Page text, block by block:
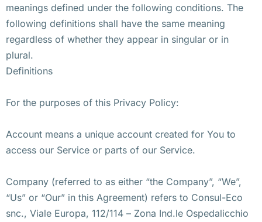
meanings defined under the following conditions. The
following definitions shall have the same meaning
regardless of whether they appear in singular or in
plural.
Definitions
For the purposes of this Privacy Policy:
Account means a unique account created for You to
access our Service or parts of our Service.
Company (referred to as either “the Company”, “We”,
“Us” or “Our” in this Agreement) refers to Consul-Eco
snc., Viale Europa, 112/114 – Zona Ind.le Ospedalicchio